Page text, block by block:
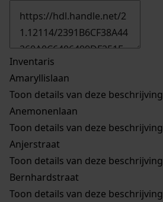
Inventaris
Amaryllislaan
Toon details van deze beschrijving
Anemonenlaan
Toon details van deze beschrijving
Anjerstraat
Toon details van deze beschrijving
Bernhardstraat
Toon details van deze beschrijving